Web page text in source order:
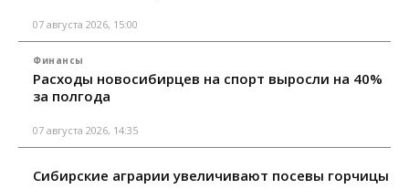
07 августа 2026, 15:00
Финансы
Расходы новосибирцев на спорт выросли на 40%
за полгода
07 августа 2026, 14:35
Сибирские аграрии увеличивают посевы горчицы